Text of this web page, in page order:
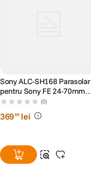
Sony ALC-SH168 Parasolar
pentru Sony FE 24-70mm
F2.8 GM II
(0)
36999 lei